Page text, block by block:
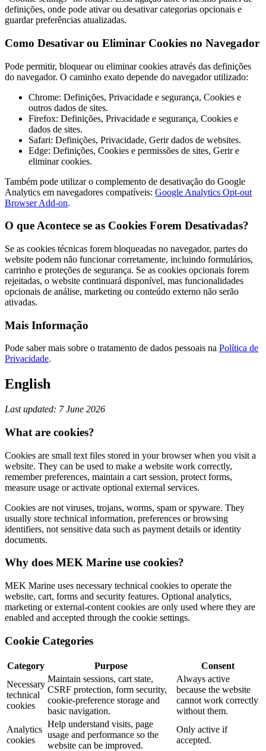
definições, onde pode ativar ou desativar categorias opcionais e
guardar preferências atualizadas.
Como Desativar ou Eliminar Cookies no Navegador
Pode permitir, bloquear ou eliminar cookies através das definições
do navegador. O caminho exato depende do navegador utilizado:
Chrome: Definições, Privacidade e segurança, Cookies e
outros dados de sites.
Firefox: Definições, Privacidade e segurança, Cookies e
dados de sites.
Safari: Definições, Privacidade, Gerir dados de websites.
Edge: Definições, Cookies e permissões de sites, Gerir e
eliminar cookies.
Também pode utilizar o complemento de desativação do Google
Analytics em navegadores compatíveis: Google Analytics Opt-out
Browser Add-on.
O que Acontece se as Cookies Forem Desativadas?
Se as cookies técnicas forem bloqueadas no navegador, partes do
website podem não funcionar corretamente, incluindo formulários,
carrinho e proteções de segurança. Se as cookies opcionais forem
rejeitadas, o website continuará disponível, mas funcionalidades
opcionais de análise, marketing ou conteúdo externo não serão
ativadas.
Mais Informação
Pode saber mais sobre o tratamento de dados pessoais na Política de
Privacidade.
English
Last updated: 7 June 2026
What are cookies?
Cookies are small text files stored in your browser when you visit a
website. They can be used to make a website work correctly,
remember preferences, maintain a cart session, protect forms,
measure usage or activate optional external services.
Cookies are not viruses, trojans, worms, spam or spyware. They
usually store technical information, preferences or browsing
identifiers, not sensitive data such as payment details or identity
documents.
Why does MEK Marine use cookies?
MEK Marine uses necessary technical cookies to operate the
website, cart, forms and security features. Optional analytics,
marketing or external-content cookies are only used where they are
enabled and accepted through the cookie settings.
Cookie Categories
Category Purpose
Consent
Necessary
technical
cookies
Maintain sessions, cart state,
CSRF protection, form security,
cookie-preference storage and
basic navigation.
Always active
because the website
cannot work correctly
without them.
Analytics
cookies
Help understand visits, page
usage and performance so the
website can be improved.
Only active if
accepted.